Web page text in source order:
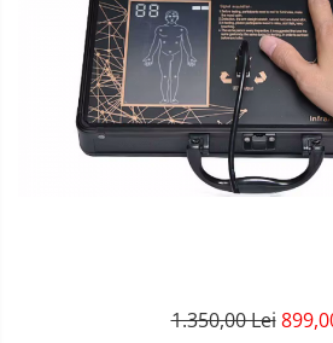
1.350,00 Lei